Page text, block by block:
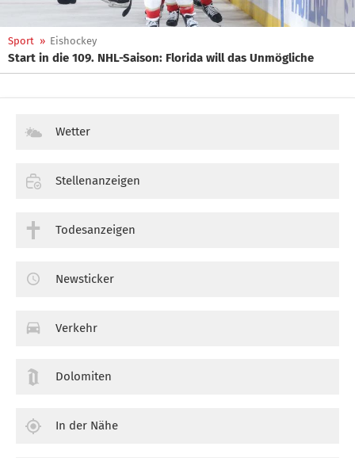
Sport » Eishockey
Start in die 109. NHL-Saison: Florida will das Unmögliche
Wetter
Stellenanzeigen
Todesanzeigen
Newsticker
Verkehr
Dolomiten
In der Nähe